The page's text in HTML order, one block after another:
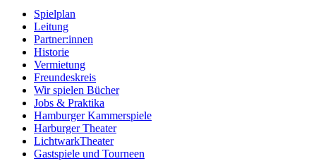
Spielplan
Leitung
Partner:innen
Historie
Vermietung
Freundeskreis
Wir spielen Bücher
Jobs & Praktika
Hamburger Kammerspiele
Harburger Theater
LichtwarkTheater
Gastspiele und Tourneen